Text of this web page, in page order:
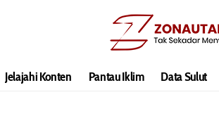
Jelajahi Konten Pantau Iklim Data Sulut